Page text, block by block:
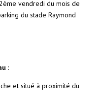
vendredi du mois de
du stade Raymond
:
et situé à proximité du